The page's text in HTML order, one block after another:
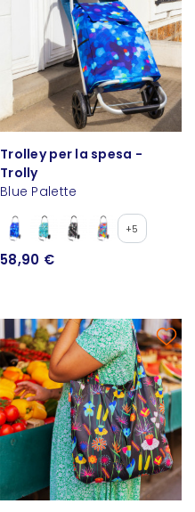
Trolley per la spesa -
Trolly
Blue Palette
+5
58,90 €